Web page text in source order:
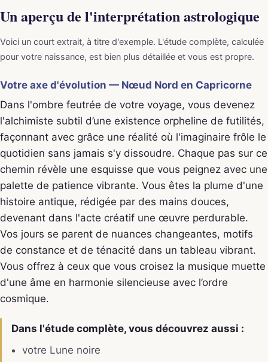
Un aperçu de l'interprétation astrologique
Voici un court extrait, à titre d'exemple. L'étude complète, calculée
pour votre naissance, est bien plus détaillée et vous est propre.
Votre axe d'évolution — Nœud Nord en Capricorne
Dans l'ombre feutrée de votre voyage, vous devenez
l'alchimiste subtil d’une existence orpheline de futilités,
façonnant avec grâce une réalité où l'imaginaire frôle le
quotidien sans jamais s'y dissoudre. Chaque pas sur ce
chemin révèle une esquisse que vous peignez avec une
palette de patience vibrante. Vous êtes la plume d'une
histoire antique, rédigée par des mains douces,
devenant dans l'acte créatif une œuvre perdurable.
Vos jours se parent de nuances changeantes, motifs
de constance et de ténacité dans un tableau vibrant.
Vous offrez à ceux que vous croisez la musique muette
d'une âme en harmonie silencieuse avec l’ordre
cosmique.
Dans l'étude complète, vous découvrez aussi :
votre Lune noire